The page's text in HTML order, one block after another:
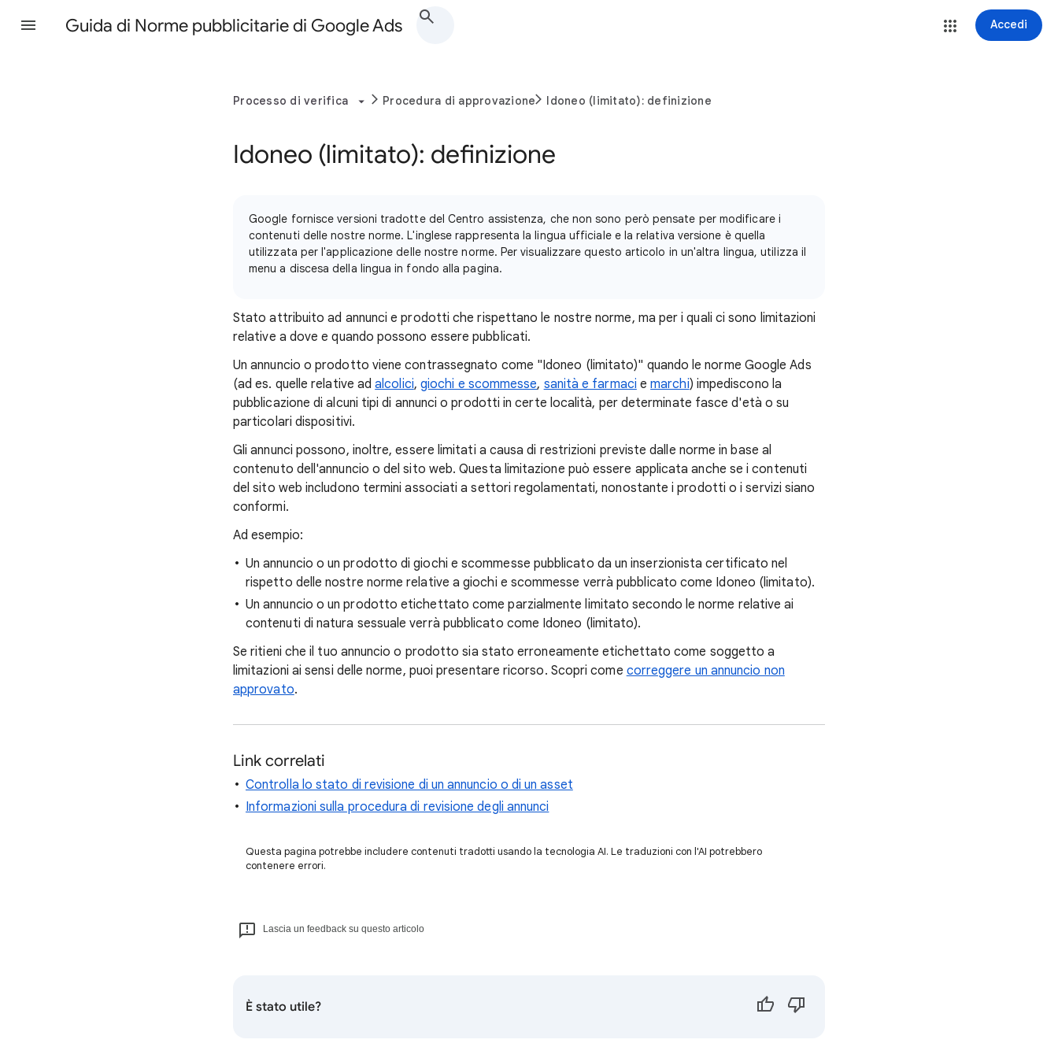
Guida di Norme pubblicitarie di Google Ads Accedi
Processo di verifica Procedura di approvazione Idoneo (limitato): definizione
Idoneo (limitato): definizione
Google fornisce versioni tradotte del Centro assistenza, che non sono però pensate per modificare i
contenuti delle nostre norme. L'inglese rappresenta la lingua ufficiale e la relativa versione è quella
utilizzata per l'applicazione delle nostre norme. Per visualizzare questo articolo in un'altra lingua, utilizza il
menu a discesa della lingua in fondo alla pagina.
Stato attribuito ad annunci e prodotti che rispettano le nostre norme, ma per i quali ci sono limitazioni
relative a dove e quando possono essere pubblicati.
Un annuncio o prodotto viene contrassegnato come "Idoneo (limitato)" quando le norme Google Ads
(ad es. quelle relative adalcolici, giochi e scommesse, sanità e farmaci emarchi) impediscono la
pubblicazione di alcuni tipi di annunci o prodotti in certe località, per determinate fasce d'età o su
particolari dispositivi.
Gli annunci possono, inoltre, essere limitati a causa di restrizioni previste dalle norme in base al
contenuto dell'annuncio o del sito web. Questa limitazione può essere applicata anche se i contenuti
del sito web includono termini associati a settori regolamentati, nonostante i prodotti o i servizi siano
conformi.
Ad esempio:
Un annuncio o un prodotto di giochi e scommesse pubblicato da un inserzionista certificato nel
rispetto delle nostre norme relative a giochi e scommesse verrà pubblicato come Idoneo (limitato).
Un annuncio o un prodotto etichettato come parzialmente limitato secondo le norme relative ai
contenuti di natura sessuale verrà pubblicato come Idoneo (limitato).
Se ritieni che il tuo annuncio o prodotto sia stato erroneamente etichettato come soggetto a
limitazioni ai sensi delle norme, puoi presentare ricorso. Scopri come correggere un annuncio non
approvato.
Link correlati
Controlla lo stato di revisione di un annuncio o di un asset
Informazioni sulla procedura di revisione degli annunci
Questa pagina potrebbe includere contenuti tradotti usando la tecnologia AI. Le traduzioni con l'AI potrebbero
contenere errori.
Lascia un feedback su questo articolo
È stato utile?